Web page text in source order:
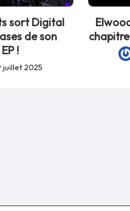
sort Digital
de son
!
juillet 2025
in